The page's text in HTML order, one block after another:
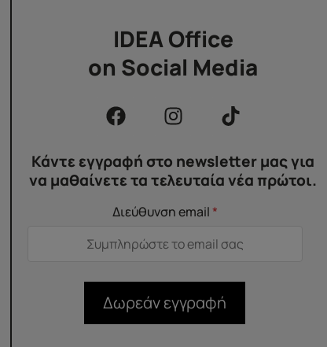
IDEA Office
on Social Media
Κάντε εγγραφή στο newsletter μας για
να μαθαίνετε τα τελευταία νέα πρώτοι.
Διεύθυνση email*
Δωρεάν εγγραφή